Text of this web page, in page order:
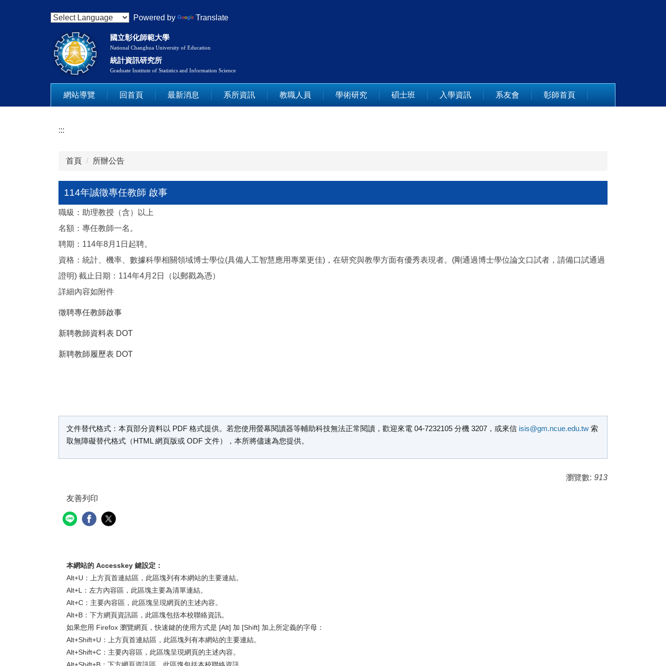
Powered by Translate
國立彰化師範大學
National Changhua University of Education
統計資訊研究所
Graduate Institute of Statistics and Information Science
網站導覽 回首頁 最新消息 系所資訊 教職人員 學術研究 碩士班 入學資訊 系友會 彰師首頁
:::
首頁 所辦公告
114年誠徵專任教師 啟事
職級：助理教授（含）以上
名額：專任教師一名。
聘期：114年8月1日起聘。
資格：統計、機率、數據科學相關領域博士學位(具備人工智慧應用專業更佳)，在研究與教學方面有優秀表現者。(剛通過博士學位論文口試者，請備口試通過
證明) 截止日期：114年4月2日（以郵戳為憑）
詳細內容如附件
徵聘專任教師啟事
新聘教師資料表 DOT
新聘教師履歷表 DOT
文件替代格式說明
文件替代格式：本頁部分資料以 PDF 格式提供。若您使用螢幕閱讀器等輔助科技無法正常閱讀，歡迎來電 04-7232105 分機 3207，或來信 isis@gm.ncue.edu.tw 索
取無障礙替代格式（HTML 網頁版或 ODF 文件），本所將儘速為您提供。
瀏覽數: 913
友善列印
本網站的 Accesskey 鍵設定：
Alt+U：上方頁首連結區，此區塊列有本網站的主要連結。
Alt+L：左方內容區，此區塊主要為清單連結。
Alt+C：主要內容區，此區塊呈現網頁的主述內容。
Alt+B：下方網頁資訊區，此區塊包括本校聯絡資訊。
如果您用 Firefox 瀏覽網頁，快速鍵的使用方式是 [Alt] 加 [Shift] 加上所定義的字母：
Alt+Shift+U：上方頁首連結區，此區塊列有本網站的主要連結。
Alt+Shift+C：主要內容區，此區塊呈現網頁的主述內容。
Alt+Shift+B：下方網頁資訊區，此區塊包括本校聯絡資訊。